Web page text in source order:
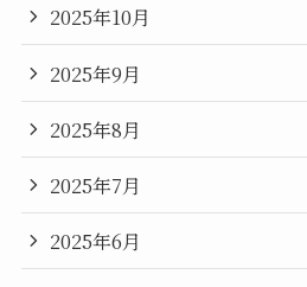
2025年10月
2025年9月
2025年8月
2025年7月
2025年6月